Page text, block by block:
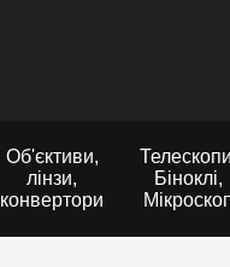
Об'єктиви,
лінзи,
конвертори
Біноклі,